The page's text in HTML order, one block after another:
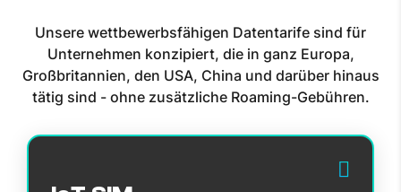
Unsere wettbewerbsfähigen Datentarife sind für
Unternehmen konzipiert, die in ganz Europa,
Großbritannien, den USA, China und darüber hinaus
tätig sind - ohne zusätzliche Roaming-Gebühren.